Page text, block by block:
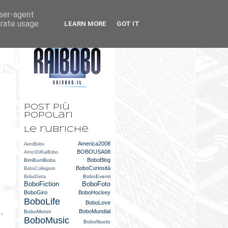
-
Post più
popolari
Le rubriche
AeroBobo America2008
AmiciDiRaiBobo BOBOUSA08
BimBumBobs BoboBlog
BoboCollegium BoboCuriosità
BoboDieta BoboEventi
BoboFiction BoboFoto
BoboGiro BoboHockey
BoboLife BoboLove
BoboMotori BoboMundial
BoboMusic BoboNuoto
agent
usage
LEARN MORE GOT IT